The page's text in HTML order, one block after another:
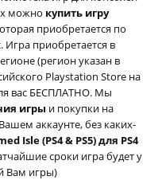
можно купить игру
приобретается по
приобретается в
(регион указан в
Playstation Store на
вас БЕСПЛАТНО. Мы
игры и покупки на
аккаунте, без каких-
Isle (PS4 & PS5) для PS4
сроки игра будет у
Вам игры)